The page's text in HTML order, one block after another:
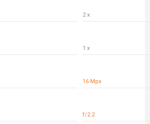
2 x
1 x
16 Mpx
f/2.2